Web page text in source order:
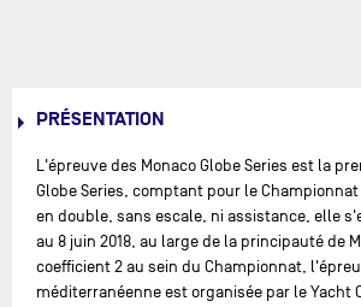
PRÉSENTATION
L'épreuve des Monaco Globe Series est la
Globe Series, comptant pour le Championnat
en double, sans escale, ni assistance, elle
au 8 juin 2018, au large de la principauté de
coefficient 2 au sein du Championnat,
méditerranéenne est organisée par le Yacht